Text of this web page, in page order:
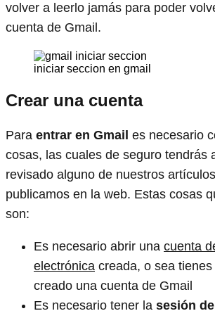
volver a leerlo jamás para poder
cuenta de Gmail.
iniciar seccion en gmail
Crear una cuenta
Para entrar en Gmail es necesario
cosas, las cuales de seguro tendrás
revisado alguno de nuestros
publicamos en la web. Estas cosas
son:
Es necesario abrir una cuenta
electrónica creada, o sea
creado una cuenta de Gmail
Es necesario tener la sesión de